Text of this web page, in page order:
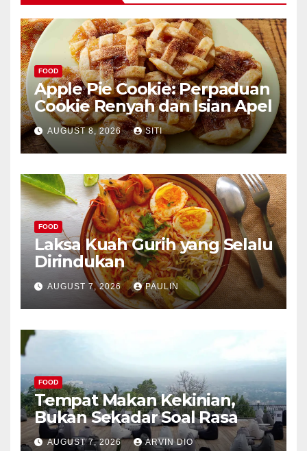
FOOD
Apple Pie Cookie: Perpaduan
Cookie Renyah dan Isian Apel
AUGUST 8, 2026 SITI
FOOD
Laksa Kuah Gurih yang Selalu
Dirindukan
AUGUST 7, 2026 PAULIN
FOOD
Tempat Makan Kekinian,
Bukan Sekadar Soal Rasa
AUGUST 7, 2026 ARVIN DIO